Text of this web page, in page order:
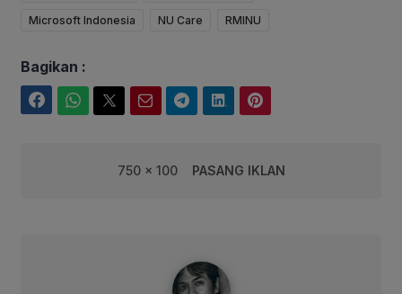
Microsoft Indonesia NU Care RMINU
Bagikan :
750 x 100 PASANG IKLAN